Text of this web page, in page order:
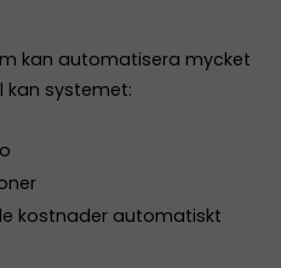
kan automatisera mycket
kan systemet:
kostnader automatiskt